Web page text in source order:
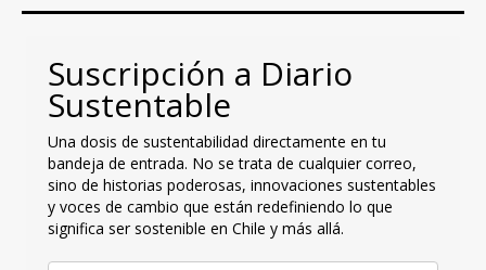
Suscripción a Diario
Sustentable
Una dosis de sustentabilidad directamente en tu
bandeja de entrada. No se trata de cualquier correo,
sino de historias poderosas, innovaciones sustentables
y voces de cambio que están redefiniendo lo que
significa ser sostenible en Chile y más allá.